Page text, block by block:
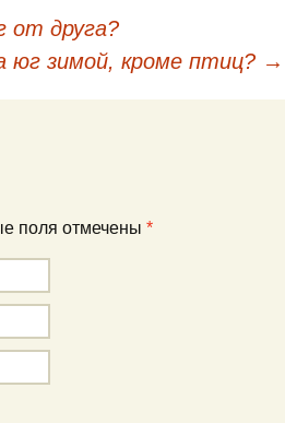
от друга?
зимой, кроме птиц? →
поля отмечены *